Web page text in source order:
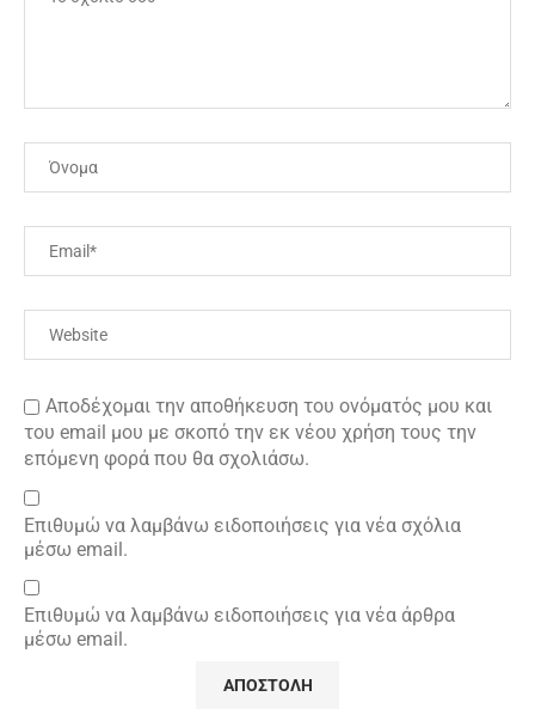
Αποδέχομαι την αποθήκευση του ονόματός μου και
του email μου με σκοπό την εκ νέου χρήση τους την
επόμενη φορά που θα σχολιάσω.
Επιθυμώ να λαμβάνω ειδοποιήσεις για νέα σχόλια
μέσω email.
Επιθυμώ να λαμβάνω ειδοποιήσεις για νέα άρθρα
μέσω email.